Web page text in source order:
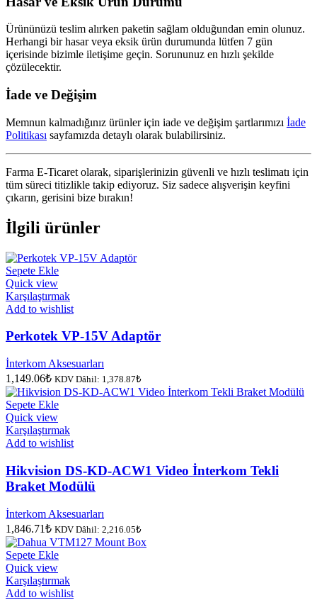
Ürününüzü teslim alırken paketin sağlam olduğundan emin olunuz.
Herhangi bir hasar veya eksik ürün durumunda lütfen 7 gün
içerisinde bizimle iletişime geçin. Sorununuz en hızlı şekilde
çözülecektir.
İade ve Değişim
Memnun kalmadığınız ürünler için iade ve değişim şartlarımızı İade
Politikası sayfamızda detaylı olarak bulabilirsiniz.
Farma E-Ticaret olarak, siparişlerinizin güvenli ve hızlı teslimatı için
tüm süreci titizlikle takip ediyoruz. Siz sadece alışverişin keyfini
çıkarın, gerisini bize bırakın!
İlgili ürünler
Sepete Ekle
Quick view
Karşılaştırmak
Add to wishlist
Perkotek VP-15V Adaptör
İnterkom Aksesuarları
1,149.06₺ KDV Dâhil: 1,378.87₺
Sepete Ekle
Quick view
Karşılaştırmak
Add to wishlist
Hikvision DS-KD-ACW1 Video İnterkom Tekli
Braket Modülü
İnterkom Aksesuarları
1,846.71₺ KDV Dâhil: 2,216.05₺
Sepete Ekle
Quick view
Karşılaştırmak
Add to wishlist